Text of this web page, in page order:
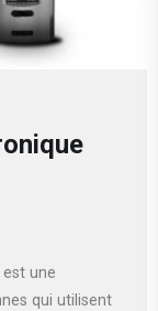
une
qui utilisent